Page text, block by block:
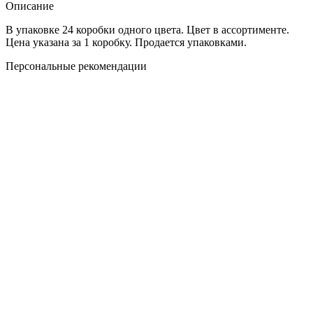
Описание
В упаковке 24 коробки одного цвета. Цвет в ассортименте.
Цена указана за 1 коробку. Продается упаковками.
Персональные рекомендации